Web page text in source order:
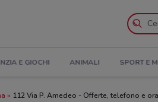
E GIOCHI ANIMALI SPORT E
112 Via P. Amedeo - Offerte, telefono e